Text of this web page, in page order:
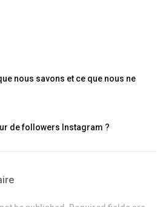
nous savons et ce que nous ne
de followers Instagram ?